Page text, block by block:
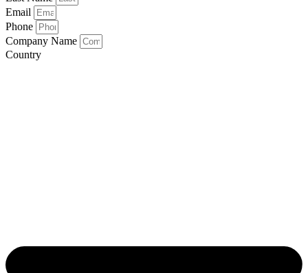
Email
Phone
Company Name
Country